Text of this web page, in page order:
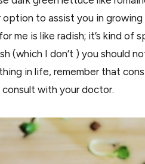
to assist you in growing
me is like radish; it’s kind of
(which I don’t ) you should
in life, remember that
with your doctor.